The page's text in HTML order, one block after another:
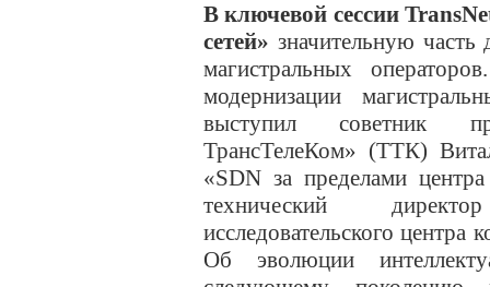
В ключевой сессии
сетей» значительную часть
магистральных
модернизации
выступил советник
ТрансТелеКом» (ТТК)
«SDN за пределами
технический
исследовательского
Об эволюции